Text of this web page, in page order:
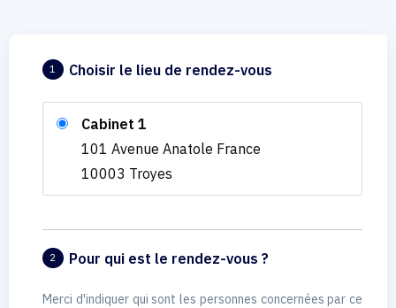
1 Choisir le lieu de rendez-vous
Cabinet 1
101 Avenue Anatole France
10003 Troyes
2 Pour qui est le rendez-vous ?
Merci d'indiquer qui sont les personnes concernées par ce